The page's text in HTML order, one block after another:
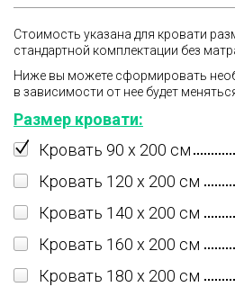
Стоимость указана для кровати
стандартной комплектации без
Ниже вы можете сформировать
в зависимости от нее будет
Размер кровати:
Кровать 90 x 200 см
Кровать 120 x 200 см
Кровать 140 x 200 см
Кровать 160 x 200 см
Кровать 180 x 200 см